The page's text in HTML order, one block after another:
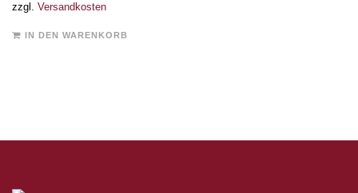
zzgl. Versandkosten
IN DEN WARENKORB